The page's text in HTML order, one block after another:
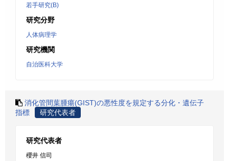
若手研究(B)
研究分野
人体病理学
研究機関
自治医科大学
消化管間葉腫瘍(GIST)の悪性度を規定する分化・遺伝子
指標
研究代表者
研究代表者
櫻井 信司